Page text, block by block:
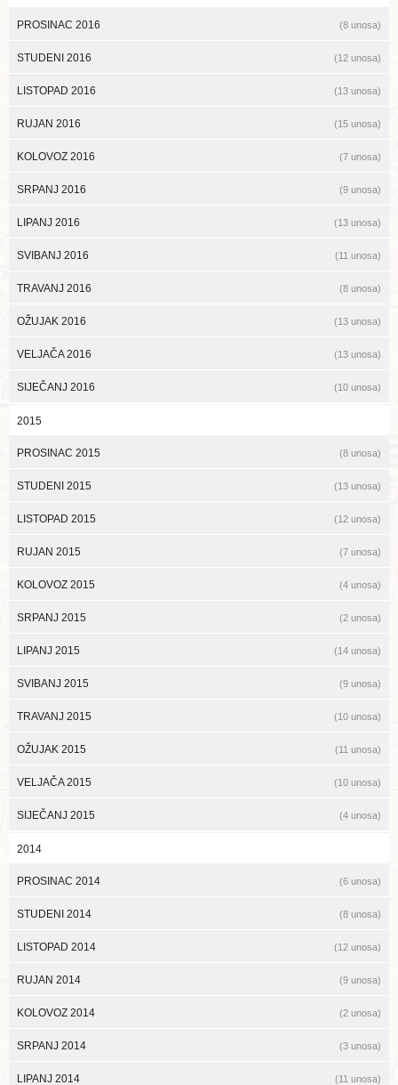
PROSINAC 2016 (8 unosa)
STUDENI 2016 (12 unosa)
LISTOPAD 2016 (13 unosa)
RUJAN 2016 (15 unosa)
KOLOVOZ 2016 (7 unosa)
SRPANJ 2016 (9 unosa)
LIPANJ 2016 (13 unosa)
SVIBANJ 2016 (11 unosa)
TRAVANJ 2016 (8 unosa)
OŽUJAK 2016 (13 unosa)
VELJAČA 2016 (13 unosa)
SIJEČANJ 2016 (10 unosa)
2015
PROSINAC 2015 (8 unosa)
STUDENI 2015 (13 unosa)
LISTOPAD 2015 (12 unosa)
RUJAN 2015 (7 unosa)
KOLOVOZ 2015 (4 unosa)
SRPANJ 2015 (2 unosa)
LIPANJ 2015 (14 unosa)
SVIBANJ 2015 (9 unosa)
TRAVANJ 2015 (10 unosa)
OŽUJAK 2015 (11 unosa)
VELJAČA 2015 (10 unosa)
SIJEČANJ 2015 (4 unosa)
2014
PROSINAC 2014 (6 unosa)
STUDENI 2014 (8 unosa)
LISTOPAD 2014 (12 unosa)
RUJAN 2014 (9 unosa)
KOLOVOZ 2014 (2 unosa)
SRPANJ 2014 (3 unosa)
LIPANJ 2014 (11 unosa)